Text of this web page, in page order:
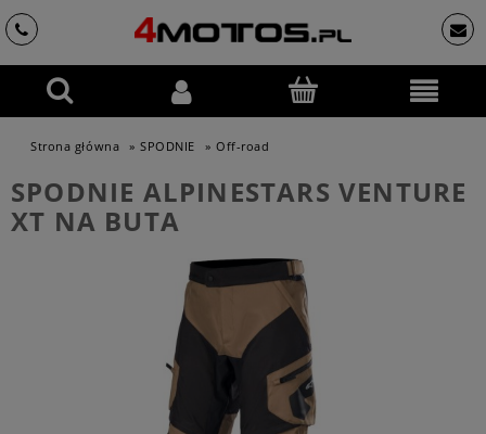
Strona główna » SPODNIE » Off-road
SPODNIE ALPINESTARS VENTURE
XT NA BUTA